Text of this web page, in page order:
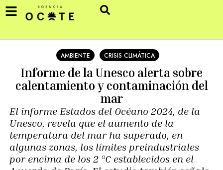
AMBIENTE CRISIS CLIMÁTICA
Informe de la Unesco alerta sobre
calentamiento y contaminación del
mar
El informe Estados del Océano 2024, de la
Unesco, revela que el aumento de la
temperatura del mar ha superado, en
algunas zonas, los límites preindustriales
por encima de los 2 °C establecidos en el